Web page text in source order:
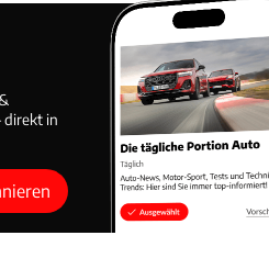
direkt in